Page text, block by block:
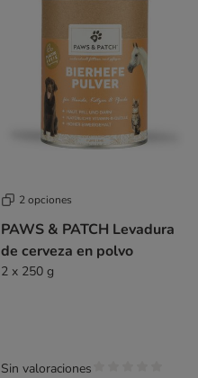
2 opciones
PAWS & PATCH Levadura
de cerveza en polvo
2 x 250 g
Sin valoraciones